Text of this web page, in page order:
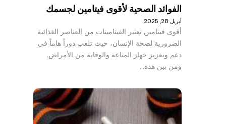
الفوائد الصحية لأقوى فيتامين لجسمك
أبريل 28, 2025
أقوى فيتامين تعتبر الفيتامينات من العناصر الغذائية
الضرورية لصحة الإنسان، حيث تلعب دوراً هاماً في
دعم وتعزيز جهاز المناعة والوقاية من الأمراض.
ومن بين هذه…